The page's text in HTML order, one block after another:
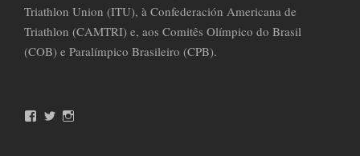
Triathlon Union (ITU), à Confederación Americana de
Triathlon (CAMTRI) e, aos Comitês Olímpico do Brasil
(COB) e Paralímpico Brasileiro (CPB).
T